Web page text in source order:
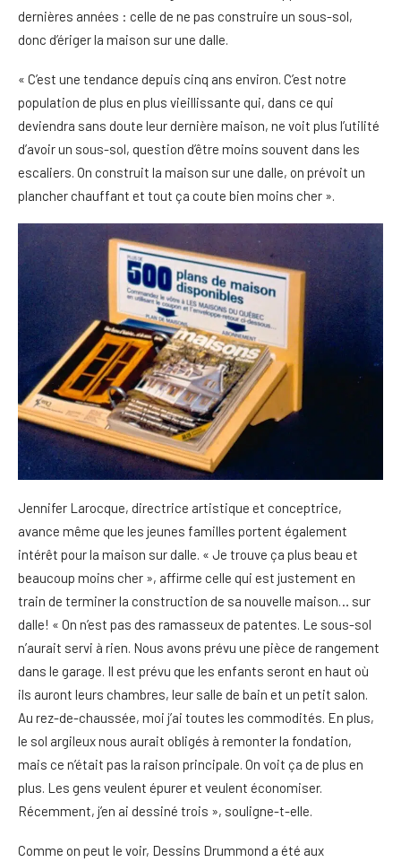
dernières années : celle de ne pas construire un sous-sol,
donc d’ériger la maison sur une dalle.
« C’est une tendance depuis cinq ans environ. C’est notre
population de plus en plus vieillissante qui, dans ce qui
deviendra sans doute leur dernière maison, ne voit plus l’utilité
d’avoir un sous-sol, question d’être moins souvent dans les
escaliers. On construit la maison sur une dalle, on prévoit un
plancher chauffant et tout ça coute bien moins cher ».
Jennifer Larocque, directrice artistique et conceptrice,
avance même que les jeunes familles portent également
intérêt pour la maison sur dalle. « Je trouve ça plus beau et
beaucoup moins cher », affirme celle qui est justement en
train de terminer la construction de sa nouvelle maison… sur
dalle! « On n’est pas des ramasseux de patentes. Le sous-sol
n’aurait servi à rien. Nous avons prévu une pièce de rangement
dans le garage. Il est prévu que les enfants seront en haut où
ils auront leurs chambres, leur salle de bain et un petit salon.
Au rez-de-chaussée, moi j’ai toutes les commodités. En plus,
le sol argileux nous aurait obligés à remonter la fondation,
mais ce n’était pas la raison principale. On voit ça de plus en
plus. Les gens veulent épurer et veulent économiser.
Récemment, j’en ai dessiné trois », souligne-t-elle.
Comme on peut le voir, Dessins Drummond a été aux